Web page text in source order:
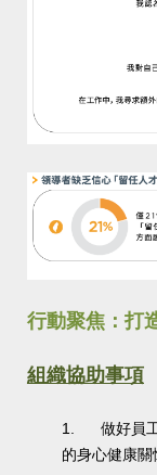
行動聚焦：打
組織協助事項
1.
做好員
的身心健康關